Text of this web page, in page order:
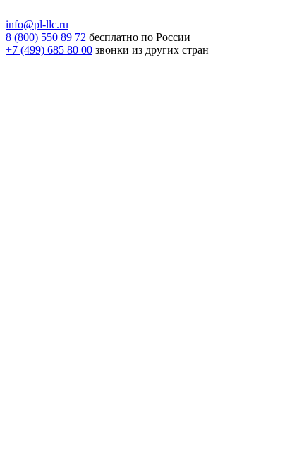
info@pl-llc.ru
8 (800) 550 89 72 бесплатно по России
+7 (499) 685 80 00 звонки из других стран